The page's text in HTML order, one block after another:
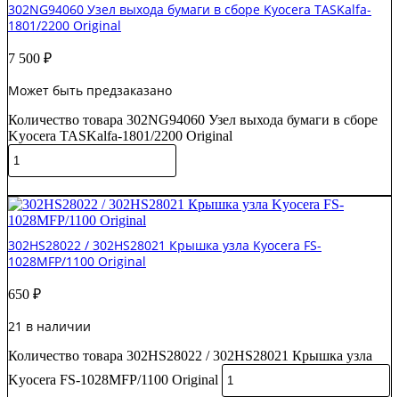
302NG94060 Узел выхода бумаги в сборе Kyocera TASKalfa-
1801/2200 Original
7 500 ₽
Может быть предзаказано
Количество товара 302NG94060 Узел выхода бумаги в сборе
Kyocera TASKalfa-1801/2200 Original
302HS28022 / 302HS28021 Крышка узла Kyocera FS-
1028MFP/1100 Original
650 ₽
21 в наличии
Количество товара 302HS28022 / 302HS28021 Крышка узла
Kyocera FS-1028MFP/1100 Original